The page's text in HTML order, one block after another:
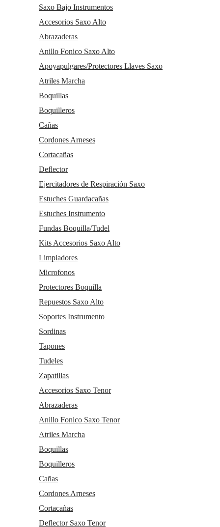
Saxo Bajo Instrumentos
Accesorios Saxo Alto
Abrazaderas
Anillo Fonico Saxo Alto
Apoyapulgares/Protectores Llaves Saxo
Atriles Marcha
Boquillas
Boquilleros
Cañas
Cordones Arneses
Cortacañas
Deflector
Ejercitadores de Respiración Saxo
Estuches Guardacañas
Estuches Instrumento
Fundas Boquilla/Tudel
Kits Accesorios Saxo Alto
Limpiadores
Microfonos
Protectores Boquilla
Repuestos Saxo Alto
Soportes Instrumento
Sordinas
Tapones
Tudeles
Zapatillas
Accesorios Saxo Tenor
Abrazaderas
Anillo Fonico Saxo Tenor
Atriles Marcha
Boquillas
Boquilleros
Cañas
Cordones Arneses
Cortacañas
Deflector Saxo Tenor